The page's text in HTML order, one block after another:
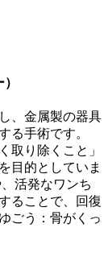
、金属製の器具
る手術です。
取り除くこと」
目的としていま
活発なワンち
ることで、回復
ごう：骨がくっ